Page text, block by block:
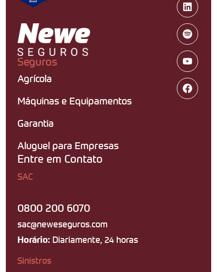
Seguros
Agrícola
Máquinas e Equipamentos
Garantia
Aluguel para Empresas
Entre em Contato
SAC
0800 200 6070
sac@neweseguros.com
Horário: Diariamente, 24 horas
Sinistros